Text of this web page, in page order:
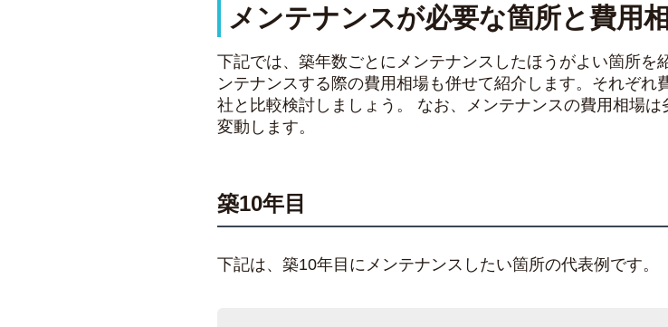
メンテナンスが必要な箇所と費用
下記では、築年数ごとにメンテナンスしたほうがよい箇所を
ンテナンスする際の費用相場も併せて紹介します。それぞ
社と比較検討しましょう。 なお、メンテナンスの費用相場
変動します。
築10年目
下記は、築10年目にメンテナンスしたい箇所の代表例です。